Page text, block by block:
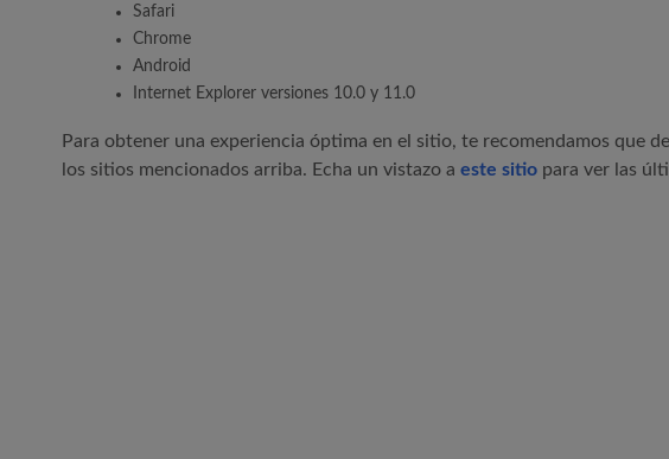
Safari
Chrome
Android
Internet Explorer versiones 10.0 y 11.0
Para obtener una experiencia óptima en el sitio, te recomendamos que
los sitios mencionados arriba. Echa un vistazo a este sitio para ver las